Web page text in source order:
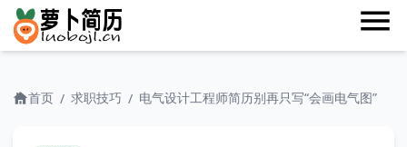
首页 / 求职技巧 / 电气设计工程师简历别再只写“会画电气图”